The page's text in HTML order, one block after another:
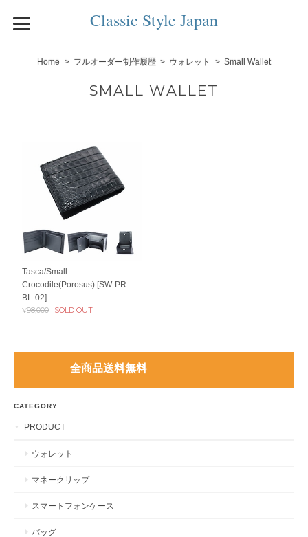
Classic Style Japan
Home フルオーダー制作履歴 ウォレット Small Wallet
SMALL WALLET
Tasca/Small
Crocodile(Porosus) [SW-PR-
BL-02]
¥98,000 SOLD OUT
全商品送料無料
CATEGORY
PRODUCT
ウォレット
マネークリップ
スマートフォンケース
バッグ